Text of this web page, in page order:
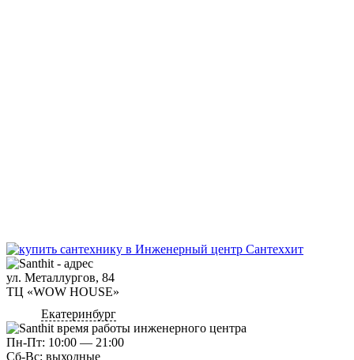
ул. Металлургов, 84
ТЦ «WOW HOUSE»
Екатеринбург
Пн-Пт: 10:00 — 21:00
Сб-Вс: выходные